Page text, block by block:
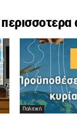
περισσοτερα
Πολιτική